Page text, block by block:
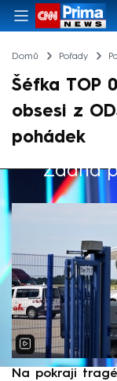
Domů Pořady
Šéfka TOP
obsesi z
pohádek
Žádná
Výběr
Na pokraji